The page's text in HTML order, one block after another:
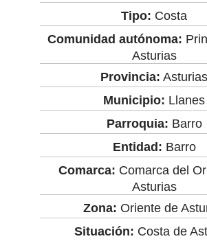
Tipo: Costa
Comunidad autónoma:
Asturias
Provincia: Asturias
Municipio: Llanes
Parroquia: Barro
Entidad: Barro
Comarca: Comarca del
Asturias
Zona: Oriente de
Situación: Costa de